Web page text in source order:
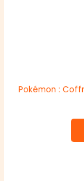
Pokémon :